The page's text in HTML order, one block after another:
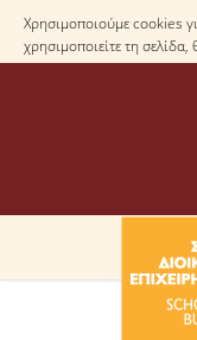
Χρησιμοποιούμε cookies
χρησιμοποιείτε τη